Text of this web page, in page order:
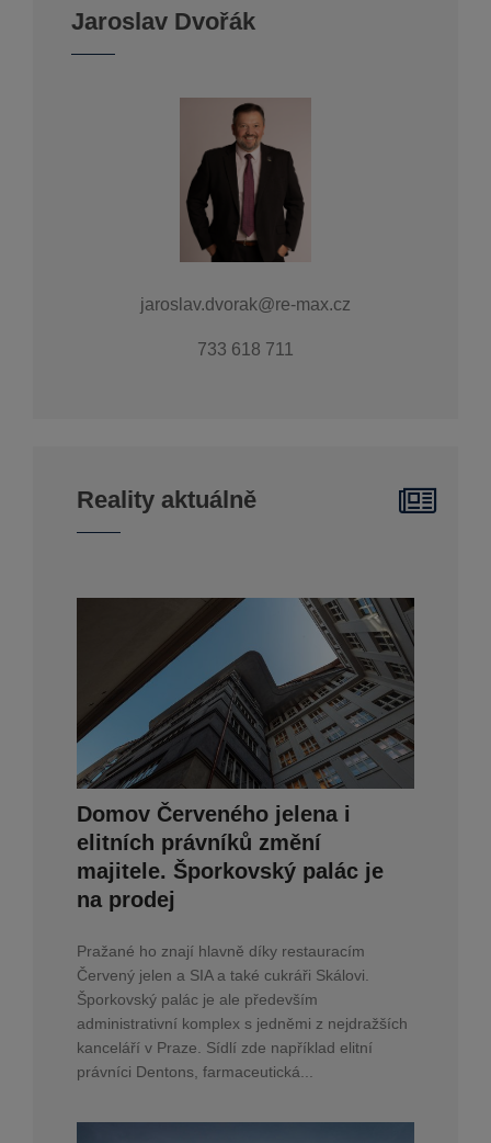
Jaroslav Dvořák
jaroslav.dvorak@re-max.cz
733 618 711
Reality aktuálně
Domov Červeného jelena i
elitních právníků změní
majitele. Šporkovský palác je
na prodej
Pražané ho znají hlavně díky restauracím
Červený jelen a SIA a také cukráři Skálovi.
Šporkovský palác je ale především
administrativní komplex s jedněmi z nejdražších
kanceláří v Praze. Sídlí zde například elitní
právníci Dentons, farmaceutická...